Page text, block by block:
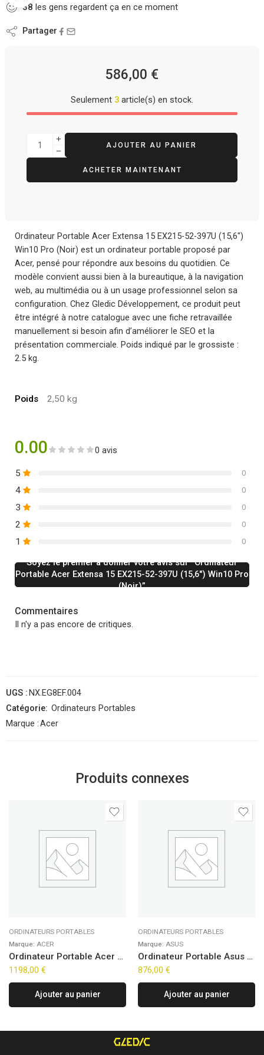
38 les gens regardent ça en ce moment
Partager
586,00 €
Seulement 3 article(s) en stock.
AJOUTER AU PANIER
ACHETER MAINTENANT
Ordinateur Portable Acer Extensa 15 EX215-52-397U (15,6″)
Win10 Pro (Noir) est un ordinateur portable proposé par
Acer, pensé pour répondre aux besoins du quotidien. Ce
modèle convient aussi bien à la bureautique, à la navigation
web, au multimédia ou à un usage professionnel selon sa
configuration. Chez Gledic Développement, ce produit peut
être intégré à notre catalogue avec une fiche retravaillée
manuellement si besoin afin d’améliorer le SEO et la
présentation commerciale. Poids indiqué par le grossiste :
2.5 kg.
Poids 2,50 kg
0.00 0 avis
5 0
4 0
3 0
2 0
1 0
Soyez le premier à donner votre avis sur “Ordinateur
Portable Acer Extensa 15 EX215-52-397U (15,6″) Win10 Pro
(Noir)”
Commentaires
Il n'y a pas encore de critiques.
UGS : NX.EG8EF.004
Catégorie: Ordinateurs Portables
Marque :Acer
Produits connexes
ORDINATEURS PORTABLES
Marque: ACER
Ordinateur Portable Acer Aspire Go 15 AG15-72P-76GL (15,6″)
1198,00 €
Ajouter au panier
ORDINATEURS PORTABLES
Marque: ASUS
Ordinateur Portable Asus VivoBook 15 X1504VA-ISCBQ5356W (15,6″)
876,00 €
Ajouter au panier